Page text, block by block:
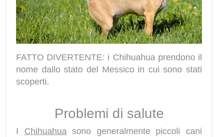
FATTO DIVERTENTE: i Chihuahua prendono il
nome dallo stato del Messico in cui sono stati
scoperti.
Problemi di salute
I Chihuahuasono generalmente piccoli cani